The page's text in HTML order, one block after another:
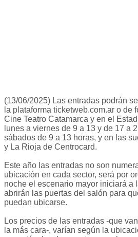
(13/06/2025) Las entradas podrán
la plataforma ticketweb.com.ar o de
Cine Teatro Catamarca y en el
lunes a viernes de 9 a 13 y de 17 a
sábados de 9 a 13 horas, y en las
y La Rioja de Centrocard.
Este año las entradas no son
ubicación en cada sector, será por
noche el escenario mayor iniciará a
abrirán las puertas del salón para
puedan ubicarse.
Los precios de las entradas -que
la más cara-, varían según la